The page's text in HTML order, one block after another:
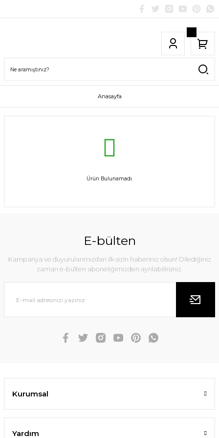
Anasayfa
Ürün Bulunamadı.
E-bülten
Kampanya ve duyurularımızdan ilk sizin haberiniz olsun! Dilediğiniz
zaman e-bülten aboneliğimizden ayrılabilirsiniz.
Kurumsal
Yardım